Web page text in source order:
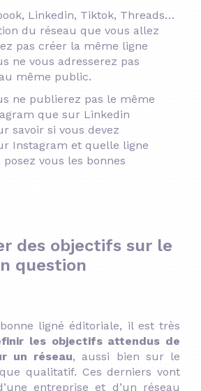
Linkedin, Tiktok, Threads…
du réseau que vous allez
pas créer la même ligne
ne vous adresserez pas
même public.
ne publierez pas le même
que sur Linkedin
savoir si vous devez
Instagram et quelle ligne
posez vous les bonnes
des objectifs sur le
question
ligné éditoriale, il est très
les objectifs attendus de
un réseau, aussi bien sur le
qualitatif. Ces derniers vont
entreprise et d’un réseau